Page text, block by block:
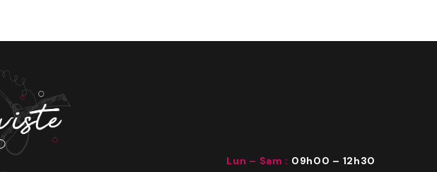
Lun – Sam : 09h00 – 12h30